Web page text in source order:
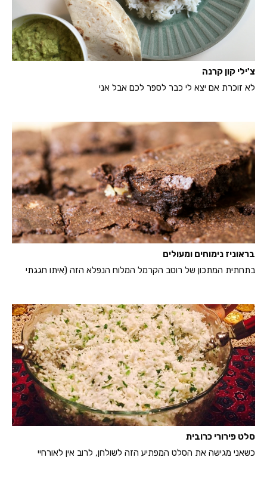
צ'ילי קון קרנה
לא זוכרת אם יצא לי כבר לספר לכם אבל אני
בראוניז נימוחים ומעולים
בתחתית המתכון של רוטב הקרמל המלוח הנפלא הזה (איתו חגגתי
סלט פירורי כרובית
כשאני מגישה את הסלט המפתיע הזה לשולחן, לרוב אין לאורחיי